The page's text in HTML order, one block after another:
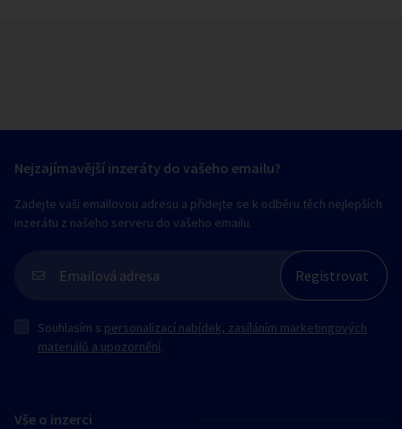
Vše o inzerci
Nejzajímavější inzeráty do vašeho emailu?
Zadejte vaši emailovou adresu a přidejte se k odběru těch nejlepších
inzerátu z našeho serveru do vašeho emailu.
Souhlasím s personalizací nabídek, zasíláním marketingových
materiálů a upozornění.